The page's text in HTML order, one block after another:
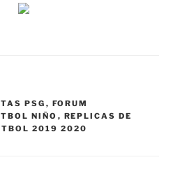
PSG , FORUM
NIÑO , REPLICAS DE
2019 2020